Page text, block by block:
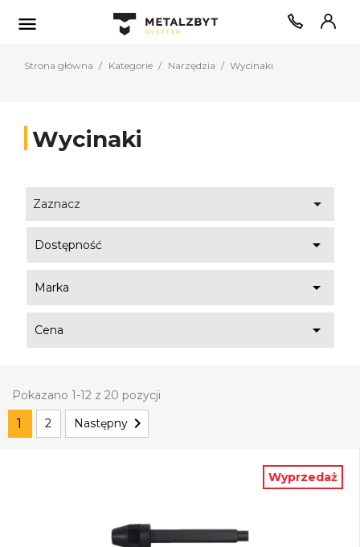

Strona główna Kategorie Narzędzia Wycinaki
Wycinaki
Zaznacz 
Dostępność 
Marka 
Cena 
Pokazano 1-12 z 20 pozycji
1 2 Następny 
Wyprzedaż